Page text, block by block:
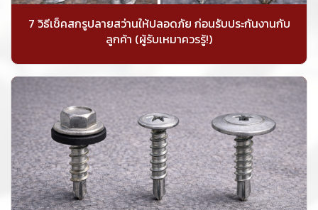
7 วิธีเช็คสกรูปลายสว่านให้ปลอดภัย ก่อนรับประกันงานกับ
ลูกค้า (ผู้รับเหมาควรรู้!)